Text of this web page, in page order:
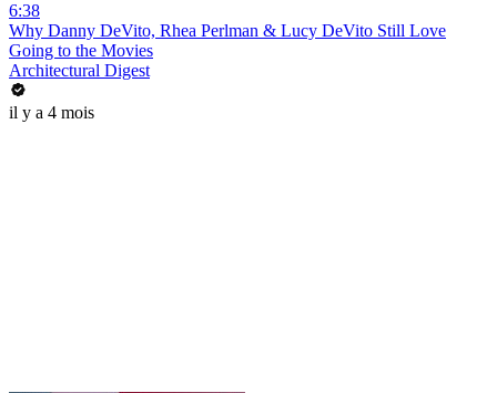
6:38
Why Danny DeVito, Rhea Perlman & Lucy DeVito Still Love
Going to the Movies
Architectural Digest
il y a 4 mois